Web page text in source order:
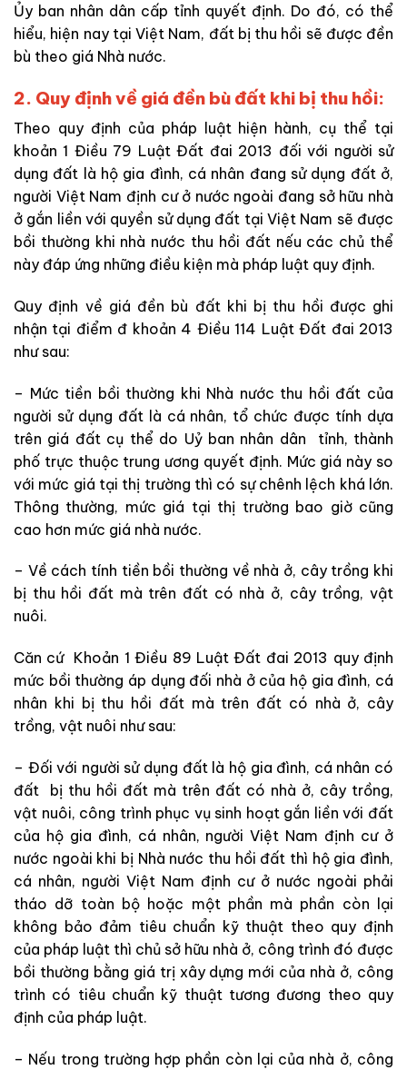
Ủy ban nhân dân cấp tỉnh quyết định. Do đó, có thể
hiểu, hiện nay tại Việt Nam, đất bị thu hồi sẽ được đền
bù theo giá Nhà nước.
2. Quy định về giá đền bù đất khi bị thu hồi:
Theo quy định của pháp luật hiện hành, cụ thể tại
khoản 1 Điều 79 Luật Đất đai 2013 đối với người sử
dụng đất là hộ gia đình, cá nhân đang sử dụng đất ở,
người Việt Nam định cư ở nước ngoài đang sở hữu nhà
ở gắn liền với quyền sử dụng đất tại Việt Nam sẽ được
bồi thường khi nhà nước thu hồi đất nếu các chủ thể
này đáp ứng những điều kiện mà pháp luật quy định.
Quy định về giá đền bù đất khi bị thu hồi được ghi
nhận tại điểm đ khoản 4 Điều 114 Luật Đất đai 2013
như sau:
– Mức tiền bồi thường khi Nhà nước thu hồi đất của
người sử dụng đất là cá nhân, tổ chức được tính dựa
trên giá đất cụ thể do Uỷ ban nhân dân tỉnh, thành
phố trực thuộc trung ương quyết định. Mức giá này so
với mức giá tại thị trường thì có sự chênh lệch khá lớn.
Thông thường, mức giá tại thị trường bao giờ cũng
cao hơn mức giá nhà nước.
– Về cách tính tiền bồi thường về nhà ở, cây trồng khi
bị thu hồi đất mà trên đất có nhà ở, cây trồng, vật
nuôi.
Căn cứ Khoản 1 Điều 89 Luật Đất đai 2013 quy định
mức bồi thường áp dụng đối nhà ở của hộ gia đình, cá
nhân khi bị thu hồi đất mà trên đất có nhà ở, cây
trồng, vật nuôi như sau:
– Đối với người sử dụng đất là hộ gia đình, cá nhân có
đất bị thu hồi đất mà trên đất có nhà ở, cây trồng,
vật nuôi, công trình phục vụ sinh hoạt gắn liền với đất
của hộ gia đình, cá nhân, người Việt Nam định cư ở
nước ngoài khi bị Nhà nước thu hồi đất thì hộ gia đình,
cá nhân, người Việt Nam định cư ở nước ngoài phải
tháo dỡ toàn bộ hoặc một phần mà phần còn lại
không bảo đảm tiêu chuẩn kỹ thuật theo quy định
của pháp luật thì chủ sở hữu nhà ở, công trình đó được
bồi thường bằng giá trị xây dựng mới của nhà ở, công
trình có tiêu chuẩn kỹ thuật tương đương theo quy
định của pháp luật.
– Nếu trong trường hợp phần còn lại của nhà ở, công